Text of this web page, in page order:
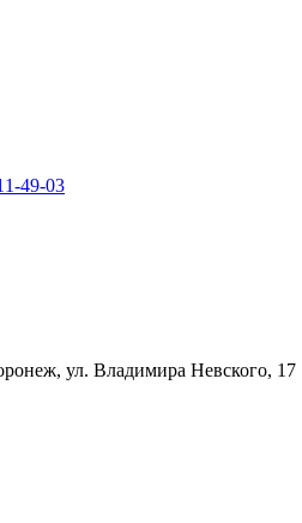
49-03
ул. Владимира Невского, 17